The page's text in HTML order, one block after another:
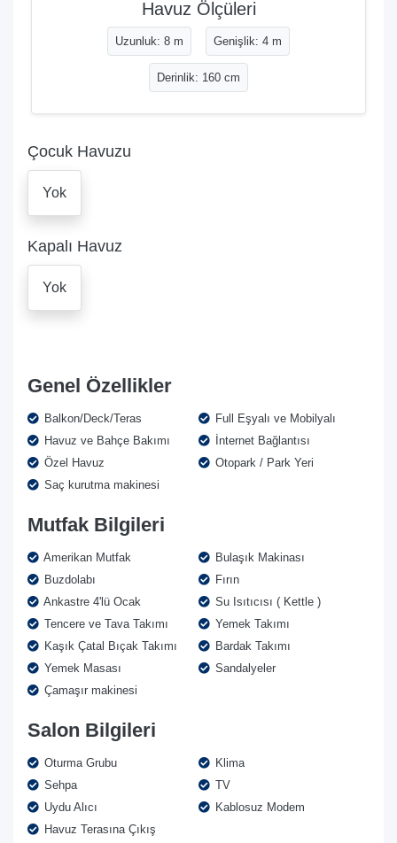
Havuz Ölçüleri
Uzunluk: 8 m Genişlik: 4 m
Derinlik: 160 cm
Çocuk Havuzu
Yok
Kapalı Havuz
Yok
Genel Özellikler
Balkon/Deck/Teras
Full Eşyalı ve Mobilyalı
Havuz ve Bahçe Bakımı
İnternet Bağlantısı
Özel Havuz
Otopark / Park Yeri
Saç kurutma makinesi
Mutfak Bilgileri
Amerikan Mutfak
Bulaşık Makinası
Buzdolabı
Fırın
Ankastre 4'lü Ocak
Su Isıtıcısı ( Kettle )
Tencere ve Tava Takımı
Yemek Takımı
Kaşık Çatal Bıçak Takımı
Bardak Takımı
Yemek Masası
Sandalyeler
Çamaşır makinesi
Salon Bilgileri
Oturma Grubu
Klima
Sehpa
TV
Uydu Alıcı
Kablosuz Modem
Havuz Terasına Çıkış